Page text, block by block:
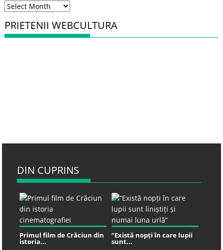
Arhiva
PRIETENII WEBCULTURA
DIN CUPRINS
Primul film de Crăciun din
istoria...
“Există nopți în care lupii
sunt...